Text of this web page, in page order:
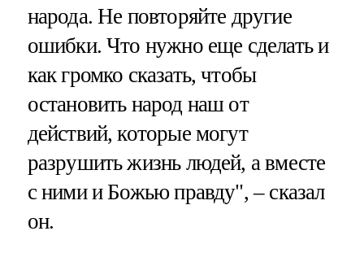
народа. Не повторяйте другие
ошибки. Что нужно еще сделать и
как громко сказать, чтобы
остановить народ наш от
действий, которые могут
разрушить жизнь людей, а вместе
с ними и Божью правду", – сказал
он.